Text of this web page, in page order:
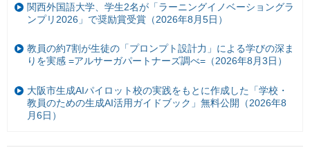
関西外国語大学、学生2名が「ラーニングイノベーショングラ
ンプリ2026」で奨励賞受賞（2026年8月5日）
教員の約7割が生徒の「プロンプト設計力」による学びの深ま
りを実感 =アルサーガパートナーズ調べ=（2026年8月3日）
大阪市生成AIパイロット校の実践をもとに作成した「学校・
教員のための生成AI活用ガイドブック」無料公開（2026年8
月6日）